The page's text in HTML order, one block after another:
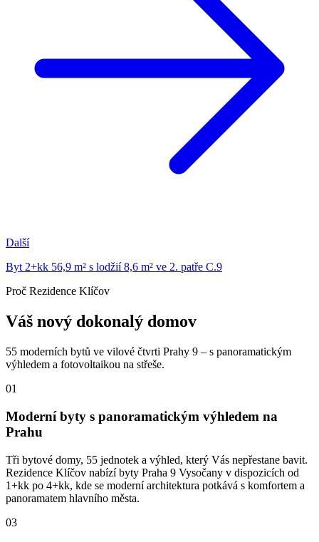
Další
Byt 2+kk 56,9 m² s lodžií 8,6 m² ve 2. patře C.9
Proč Rezidence Klíčov
Váš nový dokonalý domov
55 moderních bytů ve vilové čtvrti Prahy 9 – s panoramatickým
výhledem a fotovoltaikou na střeše.
01
Moderní byty s panoramatickým výhledem na
Prahu
Tři bytové domy, 55 jednotek a výhled, který Vás nepřestane bavit.
Rezidence Klíčov nabízí byty Praha 9 Vysočany v dispozicích od
1+kk po 4+kk, kde se moderní architektura potkává s komfortem a
panoramatem hlavního města.
03